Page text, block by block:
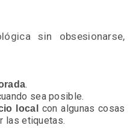
sin obsesionarse,
.
sea posible.
local con algunas cosas
las etiquetas.